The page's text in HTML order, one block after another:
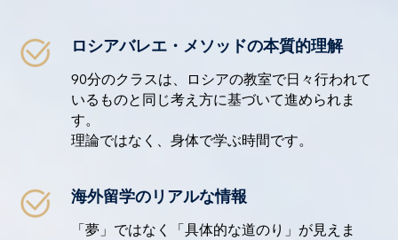
ロシアバレエ・メソッドの本質的理解
90分のクラスは、ロシアの教室で日々行われて
いるものと同じ考え方に基づいて進められま
す。
理論ではなく、身体で学ぶ時間です。
海外留学のリアルな情報
「夢」ではなく「具体的な道のり」が見えま